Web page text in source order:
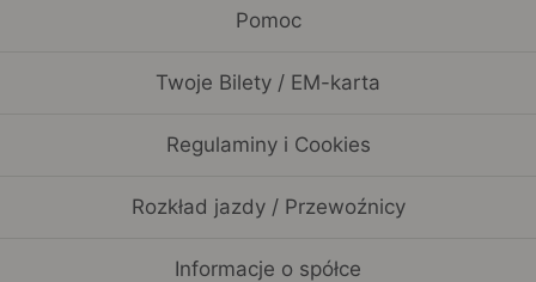
Pomoc
Twoje Bilety / EM-karta
Regulaminy i Cookies
Rozkład jazdy / Przewoźnicy
Informacje o spółce